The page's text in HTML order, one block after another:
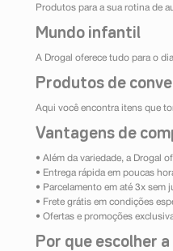
Produtos para a sua rotina de
Mundo infantil
A Drogal oferece tudo para o
Produtos de
Aqui você encontra itens que
Vantagens de
• Além da variedade, a Drogal
• Entrega rápida em poucas
• Parcelamento em até 3x sem
• Frete grátis em condições
• Ofertas e promoções
Por que escolher